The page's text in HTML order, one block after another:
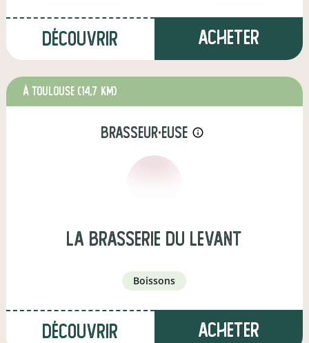
Découvrir Acheter
à Toulouse (14,7 km)
brasseur·euse info_outline
la brasserie du levant
boissons
Découvrir Acheter